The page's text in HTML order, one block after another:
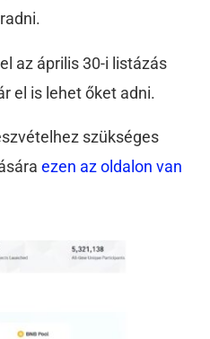
az április 30-i listázás
el is lehet őket adni.
szükséges
ezen az oldalon van